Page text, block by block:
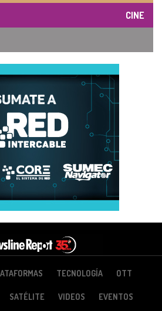
CINE
TECNOLOGÍA OTT
SATÉLITE VIDEOS EVENTOS